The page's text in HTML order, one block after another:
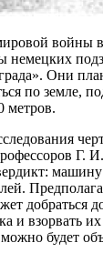
войны в
немецких
Они
по земле,
метров.
Г.
добраться
и взорвать
будет